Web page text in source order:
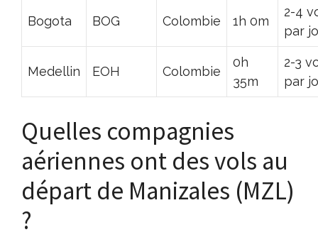
Bogota BOG Colombie 1h 0m
2-4
par
Medellin EOH Colombie
0h
35m
2-3
par
Quelles compagnies
aériennes ont des vols au
départ de Manizales (MZL)
?